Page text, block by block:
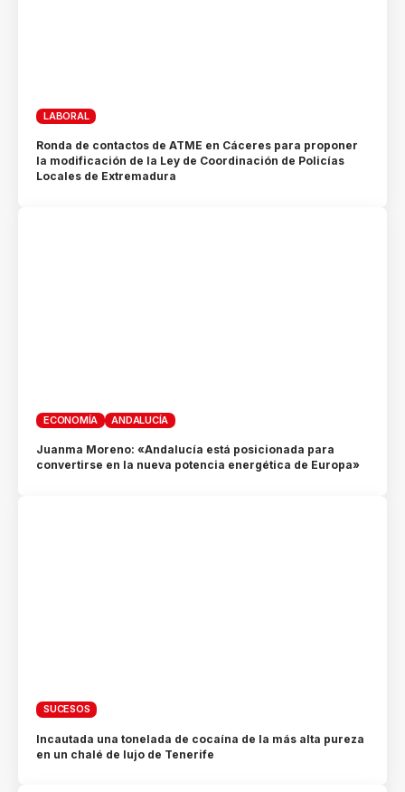
LABORAL
Ronda de contactos de ATME en Cáceres para proponer
la modificación de la Ley de Coordinación de Policías
Locales de Extremadura
ECONOMÍA ANDALUCÍA
Juanma Moreno: «Andalucía está posicionada para
convertirse en la nueva potencia energética de Europa»
SUCESOS
Incautada una tonelada de cocaína de la más alta pureza
en un chalé de lujo de Tenerife